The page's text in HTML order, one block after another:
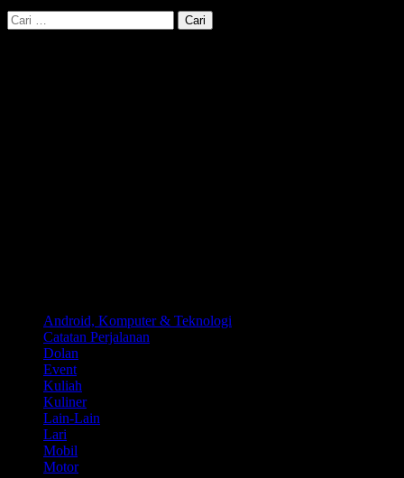
Cari
untuk:
Android, Komputer & Teknologi
Catatan Perjalanan
Dolan
Event
Kuliah
Kuliner
Lain-Lain
Lari
Mobil
Motor